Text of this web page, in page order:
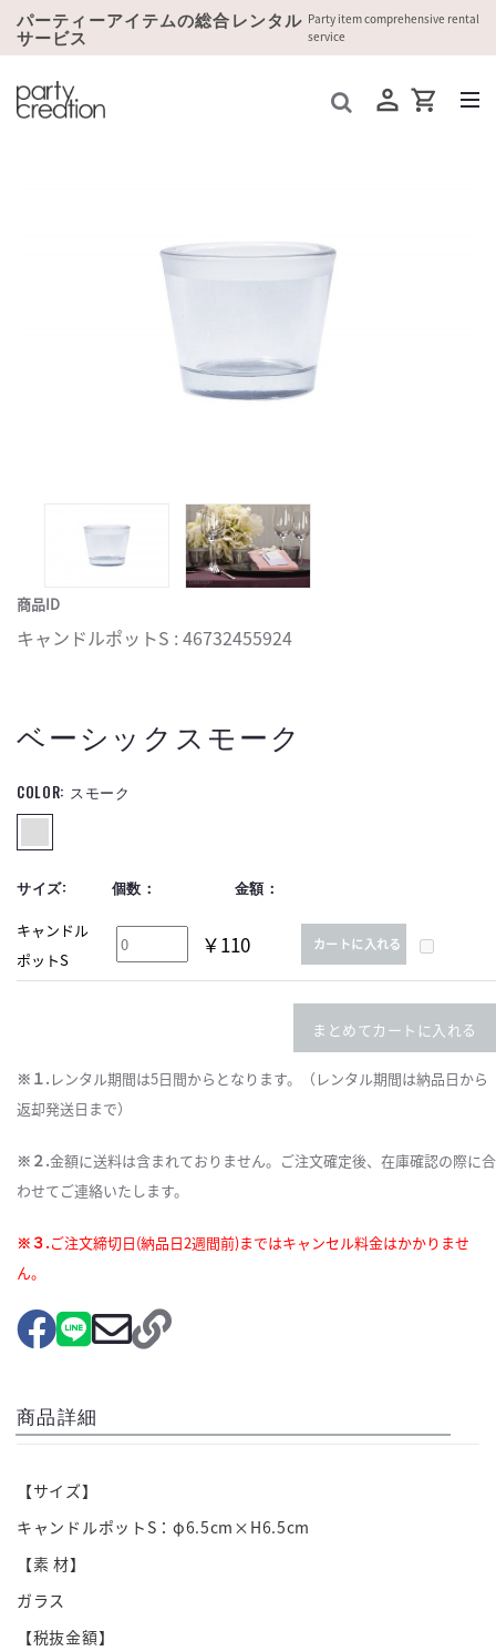
パーティーアイテムの総合レンタル
サービス
Party item comprehensive rental
service
商品ID
キャンドルポットS : 46732455924
ベーシックスモーク
COLOR: スモーク
サイズ: 個数： 金額：
キャンドル
ポットS
￥110 カートに入れる
まとめてカートに入れる
※１. レンタル期間は5日間からとなります。（レンタル期間は納品日から
返却発送日まで）
※２.金額に送料は含まれておりません。ご注文確定後、在庫確認の際に合
わせてご連絡いたします。
※３.ご注文締切日(納品日2週間前)まではキャンセル料金はかかりませ
ん。
商品詳細
【サイズ】
キャンドルポットS：φ6.5cm×H6.5cm
【素 材】
ガラス
【税抜金額】